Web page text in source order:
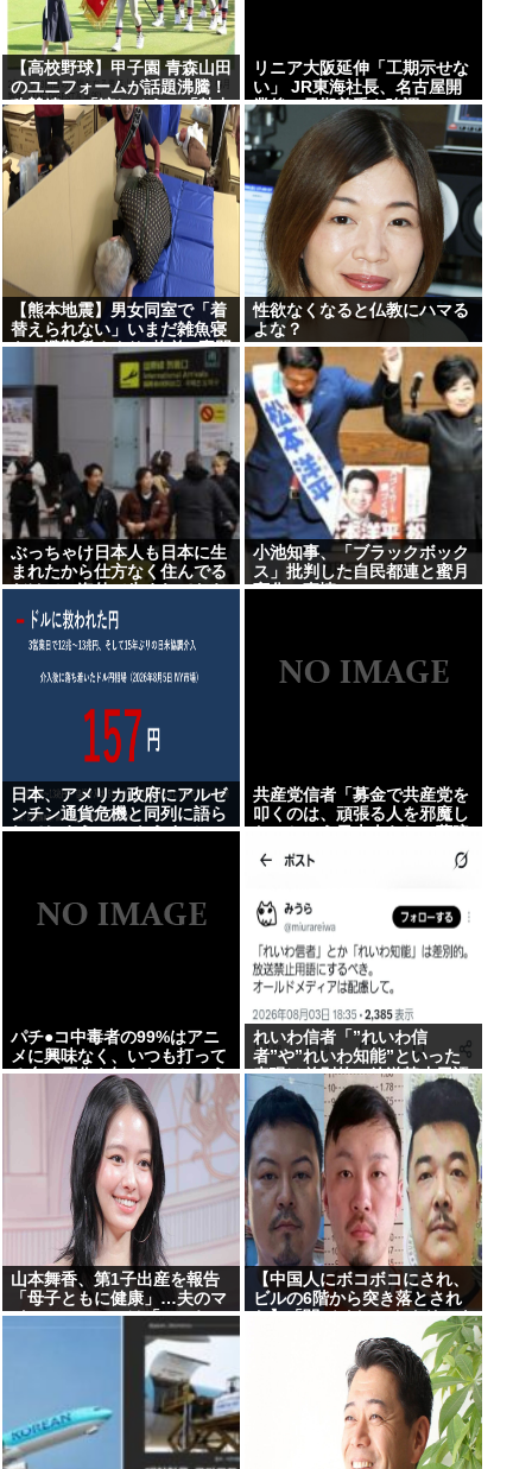
【高校野球】甲子園 青森山田
のユニフォームが話題沸騰！
称賛続々 「涼しそう」「熱中
症対策では？」「Tシャツみ
たい」
リニア大阪延伸「工期示せな
い」 JR東海社長、名古屋開
業後の早期着手を強調
【熊本地震】男女同室で「着
替えられない」いまだ雑魚寝
も…避難所めぐり”格差” 専門
家「標準化されていない」
性欲なくなると仏教にハマる
よな？
ぶっちゃけ日本人も日本に生
まれたから仕方なく住んでる
だけで、海外で生まれてたら
わざわざ働くために日本に来
ないよ
小池知事、「ブラックボック
ス」批判した自民都連と蜜月
変化の事情
日本、アメリカ政府にアルゼ
ンチン通貨危機と同列に語ら
れてしまうwwwもうすでに
共産党信者「募金で共産党を
叩くのは、頑張る人を邪魔し
たいという日本人らしい薄暗
い欲望のせい」
パチ●コ中毒者の99%はアニ
メに興味なく、いつも打って
る台の原作も知らないという
不都合な真実
れいわ信者「”れいわ信
者”や”れいわ知能”といった
表現は差別的。放送禁止用語
にするべき」
山本舞香、第1子出産を報告
「母子ともに健康」…夫のマ
イファス・Hiroは「いいね」
森進一&森昌子さんの孫
【中国人にボコボコにされ、
ビルの6階から突き落とされ
た】「闇バイト」 トクリュウ
の使い捨てにされた悲惨すぎ
る実態 募集時の約束は「月収
300万円」も、組織に入った
瞬間、「お前たちはだまされ